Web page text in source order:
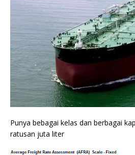
Punya bebagai kelas dan berbagai
ratusan juta liter